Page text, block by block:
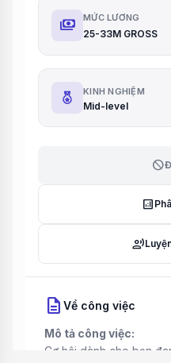
payments MỨC LƯƠNG
25-33M GROSS
KINH NGHIỆM
Mid-level
block
analytics
record_voice_over
description Về công việc
Mô tả công việc:
Cơ hội dành cho bạn